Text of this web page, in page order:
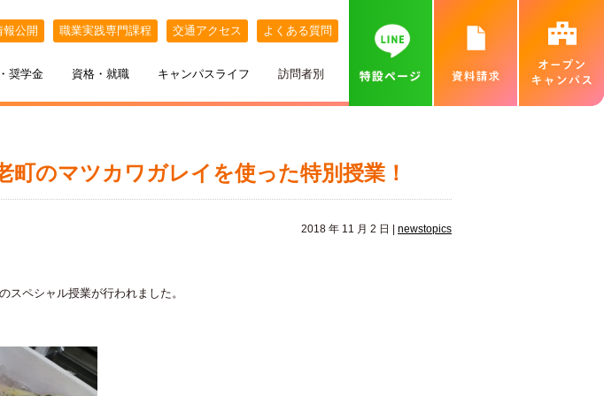
報公開 職業実践専門課程 交通アクセス よくある質問
ひとり暮らし
3年間の学び
一般入試
奨学金 資格・就職
卒業生インタビュー
キャンパスライフ
札幌MAP
訪問者別
北海道外から入学をお考えの方へ
町のマツカワガレイを使った特別授業！
2018 年 11 月 2 日 | newstopics
スペシャル授業が行われました。